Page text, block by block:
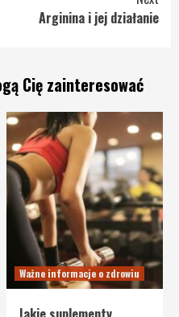
Arginina i jej działanie
Cię zainteresować
Ważne informacje o zdrowiu